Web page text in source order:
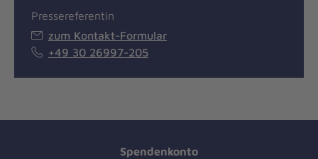
Pressereferentin
zum Kontakt-Formular
+49 30 26997-205
Spendenkonto